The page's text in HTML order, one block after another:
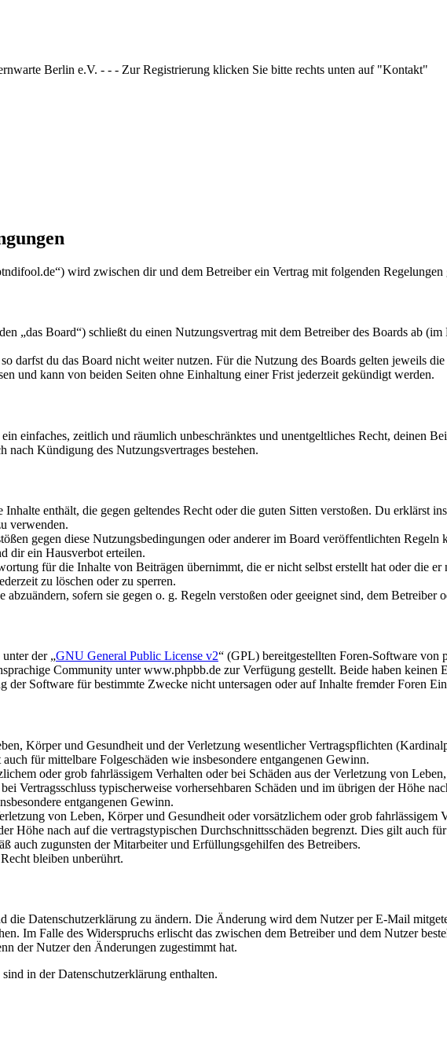
Berlin e.V. - - - Zur Registrierung klicken Sie bitte rechts unten auf "Kontakt"
wird zwischen dir und dem Betreiber ein Vertrag mit folgenden Regelungen
„das Board“) schließt du einen Nutzungsvertrag mit dem Betreiber des Boards ab
darfst du das Board nicht weiter nutzen. Für die Nutzung des Boards gelten jeweils
und kann von beiden Seiten ohne Einhaltung einer Frist jederzeit gekündigt werden.
einfaches, zeitlich und räumlich unbeschränktes und unentgeltliches Recht, deinen
Kündigung des Nutzungsvertrages bestehen.
enthält, die gegen geltendes Recht oder die guten Sitten verstoßen. Du erklärst
verwenden.
gegen diese Nutzungsbedingungen oder anderer im Board veröffentlichten
dir ein Hausverbot erteilen.
für die Inhalte von Beiträgen übernimmt, die er nicht selbst erstellt hat oder die
zu löschen oder zu sperren.
sofern sie gegen o. g. Regeln verstoßen oder geeignet sind, dem Betreiber
der „GNU General Public License v2“ (GPL) bereitgestellten Foren-Software
Community unter www.phpbb.de zur Verfügung gestellt. Beide haben
der Software für bestimmte Zwecke nicht untersagen oder auf Inhalte fremder Foren
Körper und Gesundheit und der Verletzung wesentlicher Vertragspflichten
für mittelbare Folgeschäden wie insbesondere entgangenen Gewinn.
oder grob fahrlässigem Verhalten oder bei Schäden aus der Verletzung von
Vertragsschluss typischerweise vorhersehbaren Schäden und im übrigen der Höhe
entgangenen Gewinn.
von Leben, Körper und Gesundheit oder vorsätzlichem oder grob fahrlässigem
Höhe nach auf die vertragstypischen Durchschnittsschäden begrenzt. Dies gilt auch
auch zugunsten der Mitarbeiter und Erfüllungsgehilfen des Betreibers.
bleiben unberührt.
die Datenschutzerklärung zu ändern. Die Änderung wird dem Nutzer per E-Mail
Im Falle des Widerspruchs erlischt das zwischen dem Betreiber und dem Nutzer
der Nutzer den Änderungen zugestimmt hat.
in der Datenschutzerklärung enthalten.